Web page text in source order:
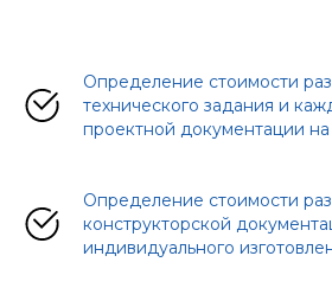
Определение стоимости
технического задания и
проектной документации
Определение стоимости
конструкторской
индивидуального